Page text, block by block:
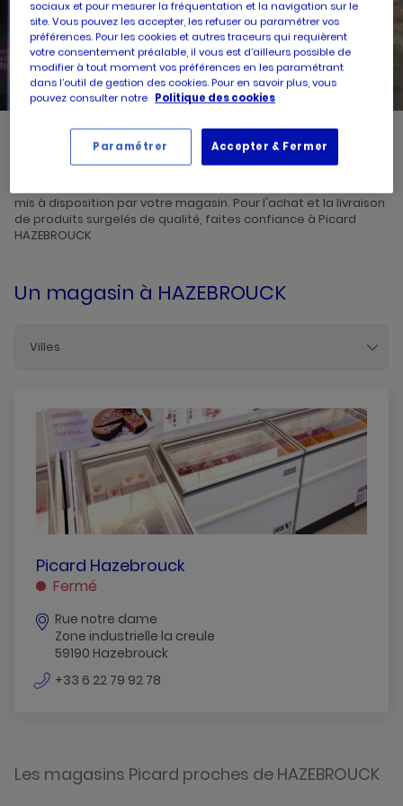
RECHERCHERUN
POINT
DE
VENTE
PICARD
Picard, créateur de saveurs et commerçant de proximité, vous
accueille dans l'un de ses magasins à HAZEBROUCK. Prenez
mis à disposition par votre magasin. Pour l'achat et la livraison
de produits surgelés de qualité, faites confiance à Picard
HAZEBROUCK
Un magasin à HAZEBROUCK
Villes
Aulnoy-Les-Valenciennes
Bondues
Cambrai
Caudry
Douai
Dunkerque
Grande-Synthe
Haubourdin
Hazebrouck
PICARD
HAZEBROUCK
Picard Hazebrouck
Fermé
Rue notre dame
Zone industrielle la creule
59190 Hazebrouck
+33 6 22 79 92 78
Les magasins Picard proches de HAZEBROUCK
sociaux et pour mesurer la fréquentation et la navigation sur le
site. Vous pouvez les accepter, les refuser ou paramétrer vos
préférences. Pour les cookies et autres traceurs qui requièrent
votre consentement préalable, il vous est d’ailleurs possible de
modifier à tout moment vos préférences en les paramétrant
dans l’outil de gestion des cookies. Pour en savoir plus, vous
pouvez consulter notre Politique des cookies
Accepter & Fermer
Paramétrer